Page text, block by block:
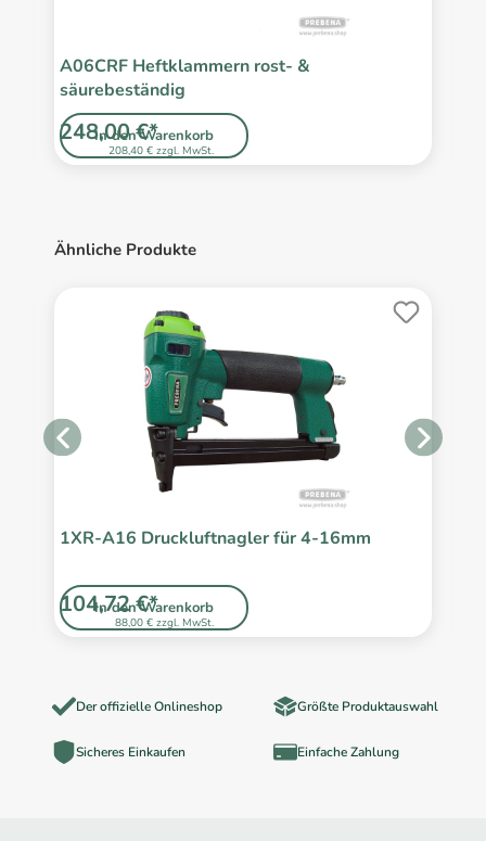
A06CRF Heftklammern rost- &
säurebeständig
In den Warenkorb
208,40 € zzgl. MwSt.
248,00 €*
Ähnliche Produkte
1XR-A16 Druckluftnagler für 4-16mm
In den Warenkorb
88,00 € zzgl. MwSt.
104,72 €*
Der offizielle Onlineshop Größte Produktauswahl
Sicheres Einkaufen Einfache Zahlung